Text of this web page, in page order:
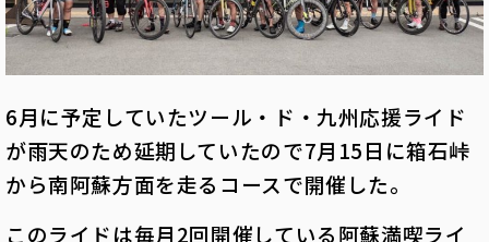
6月に予定していたツール・ド・九州応援ライド
が雨天のため延期していたので7月15日に箱石峠
から南阿蘇方面を走るコースで開催した。
このライドは毎月2回開催している阿蘇満喫ライ